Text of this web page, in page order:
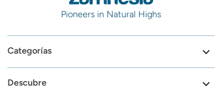
Pioneers in Natural Highs
Categorías
Descubre